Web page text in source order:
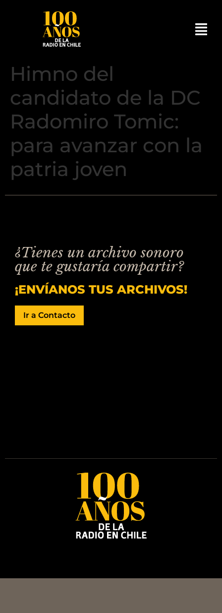
Himno del
candidato de la DC
Radomiro Tomic:
para avanzar con la
patria joven
¿Tienes un archivo sonoro
que te gustaría compartir?
¡ENVÍANOS TUS ARCHIVOS!
Ir a Contacto